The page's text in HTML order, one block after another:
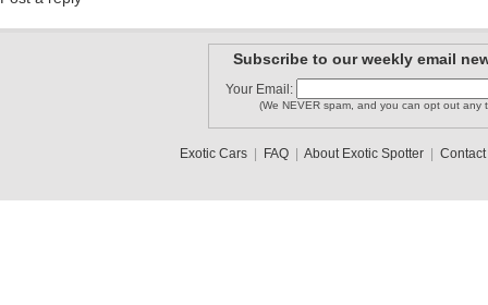
Subscribe to our weekly email
Your Email:
(We NEVER spam, and you can opt out any
Exotic Cars| FAQ| About Exotic Spotter| Contact